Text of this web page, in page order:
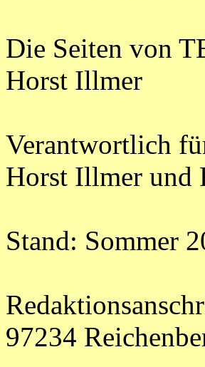
Die Seiten von
Horst Illmer
Verantwortlich
Horst Illmer und
Stand: Sommer
97234